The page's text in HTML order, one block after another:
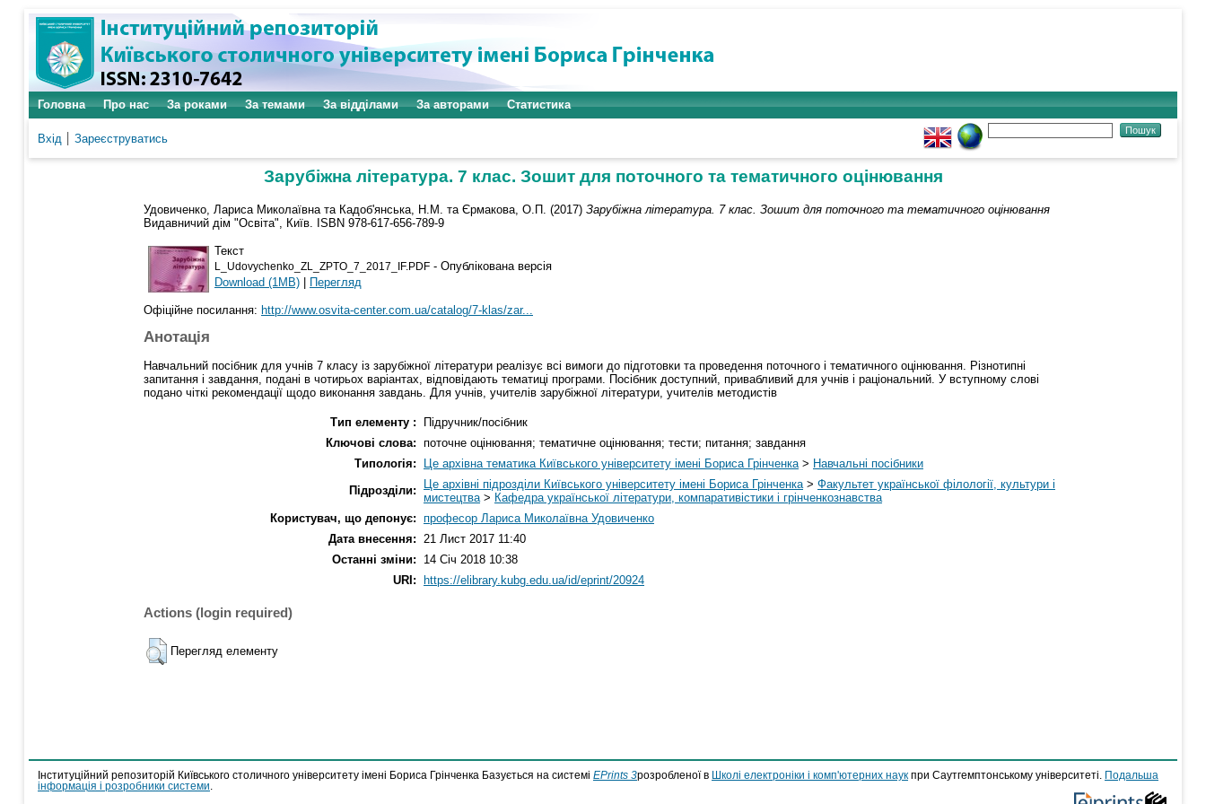
Головна Про нас За роками За темами За відділами За авторами Статистика
Вхід Зареєструватись
Зарубіжна література. 7 клас. Зошит для поточного та тематичного оцінювання
Удовиченко, Лариса Миколаївна та Кадоб'янська, Н.М. та Єрмакова, О.П. (2017) Зарубіжна література. 7 клас. Зошит для поточного та тематичного оцінювання
Видавничий дім "Освіта", Київ. ISBN 978-617-656-789-9
Текст
L_Udovychenko_ZL_ZPTO_7_2017_IF.PDF - Опублікована версія
Download (1MB) | Перегляд
Офіційне посилання: http://www.osvita-center.com.ua/catalog/7-klas/zar...
Анотація
Навчальний посібник для учнів 7 класу із зарубіжної літератури реалізує всі вимоги до підготовки та проведення поточного і тематичного оцінювання. Різнотипні
запитання і завдання, подані в чотирьох варіантах, відповідають тематиці програми. Посібник доступний, привабливий для учнів і раціональний. У вступному слові
подано чіткі рекомендації щодо виконання завдань. Для учнів, учителів зарубіжної літератури, учителів методистів
Тип елементу :
Підручник/посібник
Ключові слова: поточне оцінювання; тематичне оцінювання; тести; питання; завдання
Типологія:
Це архівна тематика Київського університету імені Бориса Грінченка > Навчальні посібники
Підрозділи:
Це архівні підрозділи Київського університету імені Бориса Грінченка > Факультет української філології, культури і
мистецтва > Кафедра української літератури, компаративістики і грінченкознавства
Користувач, що депонує: професор Лариса Миколаївна Удовиченко
Дата внесення:
21 Лист 2017 11:40
Останні зміни:
14 Січ 2018 10:38
URI:
https://elibrary.kubg.edu.ua/id/eprint/20924
Actions (login required)
Перегляд елементу
Інституційний репозиторій Київського столичного університету імені Бориса Грінченка Базується на системі EPrints 3розробленої в Школі електроніки і комп'ютерних наук при Саутгемптонському університеті.
Подальша
інформація і розробники системи